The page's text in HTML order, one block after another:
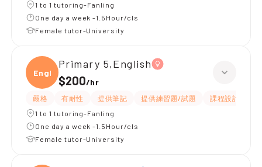
1 to 1 tutoring-Fanling
One day a week -1.5Hour/cls
Female tutor-University
Engli
Primary 5,English
$200/hr
嚴格 有耐性 提供筆記 提供練習題/試題 課程設計
1 to 1 tutoring-Fanling
One day a week -1.5Hour/cls
Female tutor-University